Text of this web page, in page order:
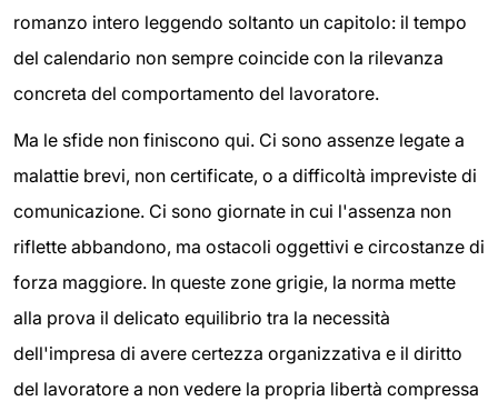
romanzo intero leggendo soltanto un capitolo: il tempo
del calendario non sempre coincide con la rilevanza
concreta del comportamento del lavoratore.
Ma le sfide non finiscono qui. Ci sono assenze legate a
malattie brevi, non certificate, o a difficoltà impreviste di
comunicazione. Ci sono giornate in cui l'assenza non
riflette abbandono, ma ostacoli oggettivi e circostanze di
forza maggiore. In queste zone grigie, la norma mette
alla prova il delicato equilibrio tra la necessità
dell'impresa di avere certezza organizzativa e il diritto
del lavoratore a non vedere la propria libertà compressa